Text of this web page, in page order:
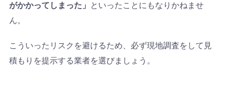
がかかってしまった」
といったことにもなりかねませ
ん。
こういったリスクを避けるため、必ず現地調査をして見
積もりを提示する業者を選びましょう。